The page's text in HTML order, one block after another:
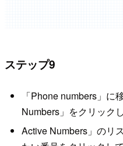
ステップ9
「Phone numbers」に
Numbers」をクリック
Active Numbers」のリ